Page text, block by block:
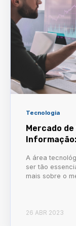
Tecnologia
Mercado
A área
ser tão
mais sobre o
26 ABR 2023